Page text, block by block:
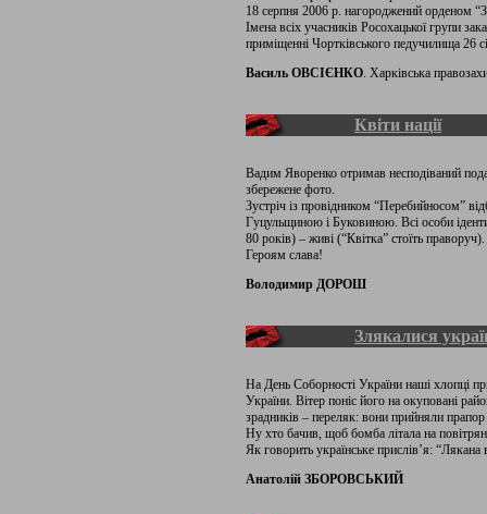
18 серпня 2006 р. нагороджений орденом
Імена всіх учасників Росохацької групи
приміщенні Чортківського педучилища 26
Василь ОВСІЄНКО. Харківська
Квіти нації
Вадим Яворенко отримав несподіваний
збережене фото.
Зустріч із провідником “Перебийносом”
Гуцульщиною і Буковиною. Всі особи
80 років) – живі (“Квітка” стоїть праворуч).
Героям слава!
Володимир ДОРОШ
Злякалися
На День Соборності України наші хлопці
України. Вітер поніс його на окуповані
зрадників – переляк: вони прийняли
Ну хто бачив, щоб бомба літала на
Як говорить українське прислів’я:
Анатолій ЗБОРОВСЬКИЙ